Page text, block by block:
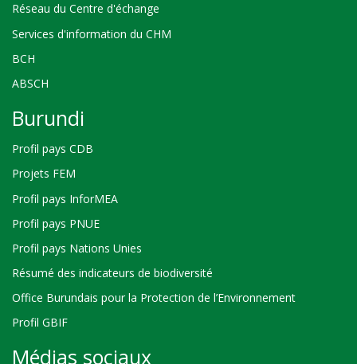
Réseau du Centre d'échange
Services d'information du CHM
BCH
ABSCH
Burundi
Profil pays CDB
Projets FEM
Profil pays InforMEA
Profil pays PNUE
Profil pays Nations Unies
Résumé des indicateurs de biodiversité
Office Burundais pour la Protection de l’Environnement
Profil GBIF
Médias sociaux